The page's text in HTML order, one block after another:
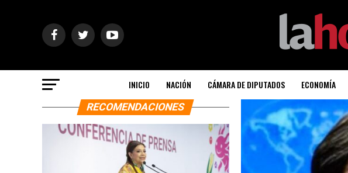
INICIO NACIÓN CÁMARA DE DIPUTADOS ECONOMÍA
RECOMENDACIONES